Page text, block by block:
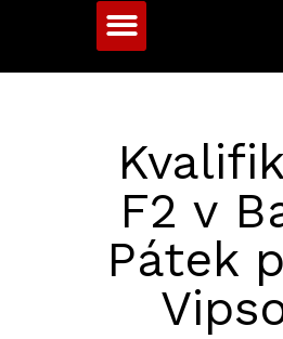
F2 v
Pátek